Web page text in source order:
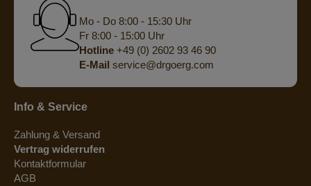
Mo - Do 8:00 - 15:30 Uhr
Fr 8:00 - 15:00 Uhr
Hotline+49 (0) 2602 93 46 90
E-Mail service@drgoerg.com
Info & Service
Zahlung & Versand
Vertrag widerrufen
Kontaktformular
AGB